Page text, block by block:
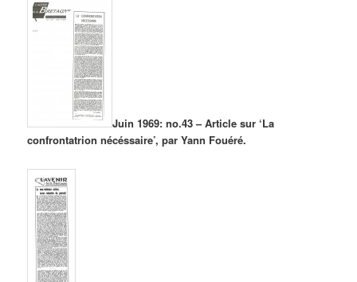
Juin 1969: no.43 – Article sur ‘La
confrontatrion nécéssaire’, par Yann Fouéré.